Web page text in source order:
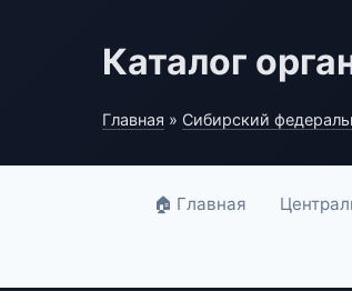
Каталог
Главная » Сибирский
🏠 Главная